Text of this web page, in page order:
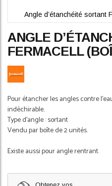
ANGLE
FERMACELL
Pour étancher les angles contre
indéchirable.
Type d’angle : sortant
Vendu par boîte de 2 unités.
Existe aussi pour angle rentrant.
Angle d’étanchéité sortant
to
the
beginning
of
the
images